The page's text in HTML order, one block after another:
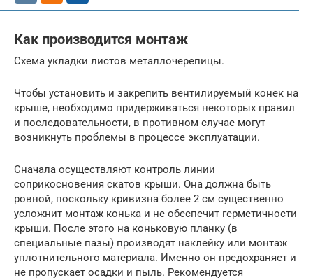
Как производится монтаж
Схема укладки листов металлочерепицы.
Чтобы установить и закрепить вентилируемый конек на
крыше, необходимо придерживаться некоторых правил
и последовательности, в противном случае могут
возникнуть проблемы в процессе эксплуатации.
Сначала осуществляют контроль линии
соприкосновения скатов крыши. Она должна быть
ровной, поскольку кривизна более 2 см существенно
усложнит монтаж конька и не обеспечит герметичности
крыши. После этого на коньковую планку (в
специальные пазы) производят наклейку или монтаж
уплотнительного материала. Именно он предохраняет и
не пропускает осадки и пыль. Рекомендуется